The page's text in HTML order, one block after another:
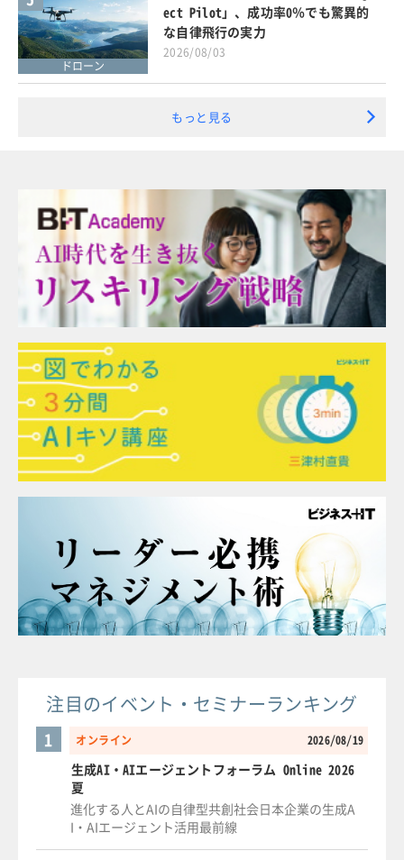
ドローン
ect Pilot」、成功率0％でも驚異的
な自律飛行の実力
2026/08/03
もっと見る
注目のイベント・セミナーランキング
オンライン 2026/08/19
1
生成AI・AIエージェントフォーラム Online 2026
夏
進化する人とAIの自律型共創社会日本企業の生成A
I・AIエージェント活用最前線